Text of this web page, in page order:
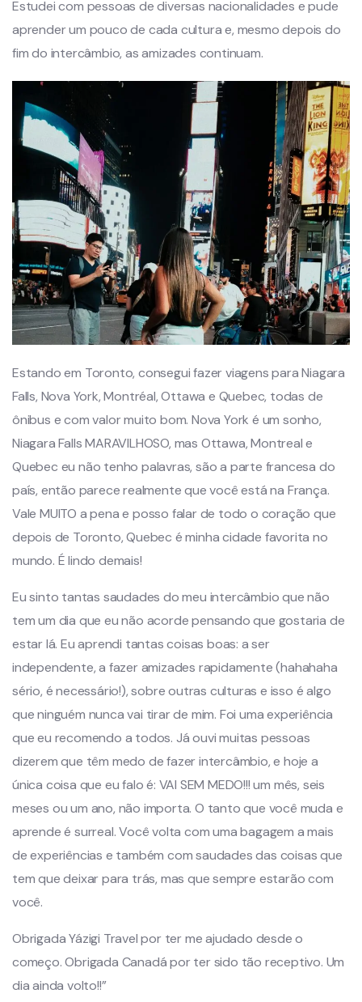
Estudei com pessoas de diversas nacionalidades e pude
aprender um pouco de cada cultura e, mesmo depois do
fim do intercâmbio, as amizades continuam.
Estando em Toronto, consegui fazer viagens para Niagara
Falls, Nova York, Montréal, Ottawa e Quebec, todas de
ônibus e com valor muito bom. Nova York é um sonho,
Niagara Falls MARAVILHOSO, mas Ottawa, Montreal e
Quebec eu não tenho palavras, são a parte francesa do
país, então parece realmente que você está na França.
Vale MUITO a pena e posso falar de todo o coração que
depois de Toronto, Quebec é minha cidade favorita no
mundo. É lindo demais!
Eu sinto tantas saudades do meu intercâmbio que não
tem um dia que eu não acorde pensando que gostaria de
estar lá. Eu aprendi tantas coisas boas: a ser
independente, a fazer amizades rapidamente (hahahaha
sério, é necessário!), sobre outras culturas e isso é algo
que ninguém nunca vai tirar de mim. Foi uma experiência
que eu recomendo a todos. Já ouvi muitas pessoas
dizerem que têm medo de fazer intercâmbio, e hoje a
única coisa que eu falo é: VAI SEM MEDO!!! um mês, seis
meses ou um ano, não importa. O tanto que você muda e
aprende é surreal. Você volta com uma bagagem a mais
de experiências e também com saudades das coisas que
tem que deixar para trás, mas que sempre estarão com
você.
Obrigada Yázigi Travel por ter me ajudado desde o
começo. Obrigada Canadá por ter sido tão receptivo. Um
dia ainda volto!!”